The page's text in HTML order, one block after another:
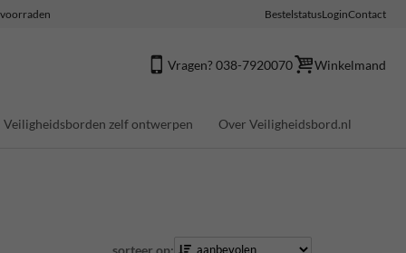
BestelstatusLoginContact
Vragen? 038-7920070 Winkelmand
Veiligheidsborden zelf ontwerpen Over Veiligheidsbord.nl
sorteer op: